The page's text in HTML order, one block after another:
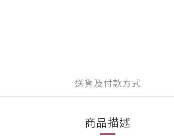
送貨及付款方式
商品描述